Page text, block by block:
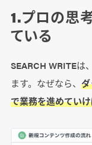
1.プロの思
ている
SEARCH WRITEは
ます。なぜなら、
で業務を進めてい